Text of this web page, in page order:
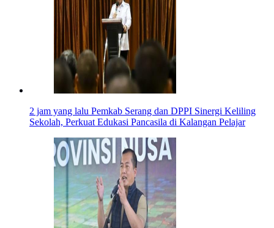
2 jam yang lalu Pemkab Serang dan DPPI Sinergi Keliling
Sekolah, Perkuat Edukasi Pancasila di Kalangan Pelajar